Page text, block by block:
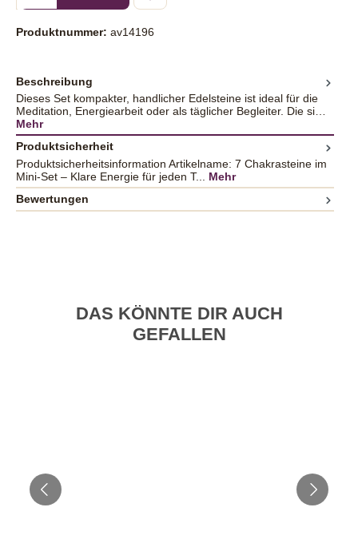
Produktnummer: av14196
Beschreibung
Dieses Set kompakter, handlicher Edelsteine ist ideal für die
Meditation, Energiearbeit oder als täglicher Begleiter. Die si…
Mehr
Produktsicherheit
Produktsicherheitsinformation Artikelname: 7 Chakrasteine im
Mini-Set – Klare Energie für jeden T... Mehr
Bewertungen
DAS KÖNNTE DIR AUCH
GEFALLEN